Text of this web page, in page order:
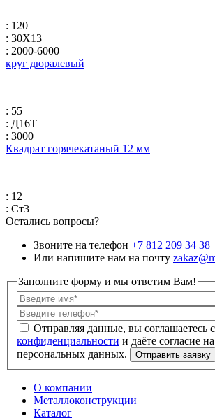
: 120
: 30Х13
: 2000-6000
круг дюралевый
: 55
: Д16Т
: 3000
Квадрат горячекатаный 12 мм
: 12
: Ст3
Остались вопросы?
Звоните на телефон +7 812 209 34 38
Или напишите нам на почту
Заполните форму и мы ответим Вам!
конфиденциальности
О компании
Металлоконструкции
Каталог